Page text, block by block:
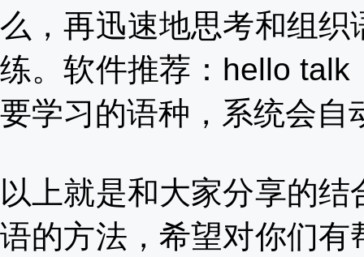
么，再迅速地思考和组
练。软件推荐： hello talk
要学习的语种，系统会自
以上就是和大家分享的
语的方法，希望对你们